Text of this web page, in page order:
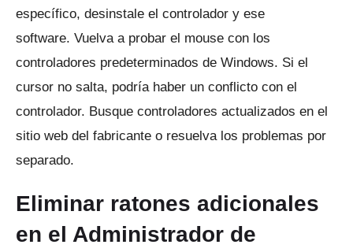
específico, desinstale el controlador y ese
software. Vuelva a probar el mouse con los
controladores predeterminados de Windows. Si el
cursor no salta, podría haber un conflicto con el
controlador. Busque controladores actualizados en el
sitio web del fabricante o resuelva los problemas por
separado.
Eliminar ratones adicionales
en el Administrador de